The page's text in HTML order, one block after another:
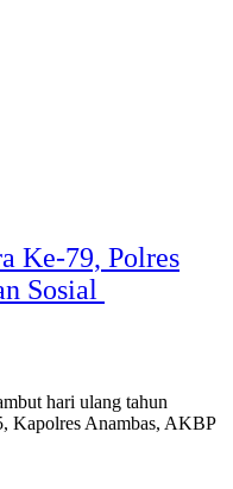
Ke-79, Polres
Sosial
hari ulang tahun
Kapolres Anambas, AKBP